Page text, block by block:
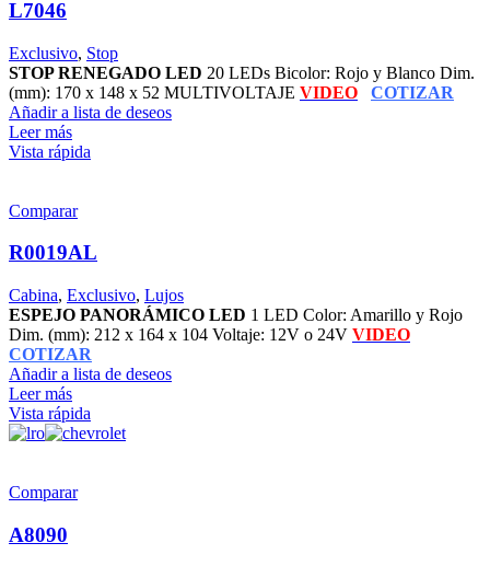
L7046
Exclusivo, Stop
STOP RENEGADO LED 20 LEDs Bicolor: Rojo y Blanco Dim.
(mm): 170 x 148 x 52 MULTIVOLTAJE VIDEO
COTIZAR
Añadir a lista de deseos
Leer más
Vista rápida
Comparar
R0019AL
Cabina, Exclusivo, Lujos
ESPEJO PANORÁMICO LED 1 LED Color: Amarillo y Rojo
Dim. (mm): 212 x 164 x 104 Voltaje: 12V o 24V VIDEO
COTIZAR
Añadir a lista de deseos
Leer más
Vista rápida
Comparar
A8090